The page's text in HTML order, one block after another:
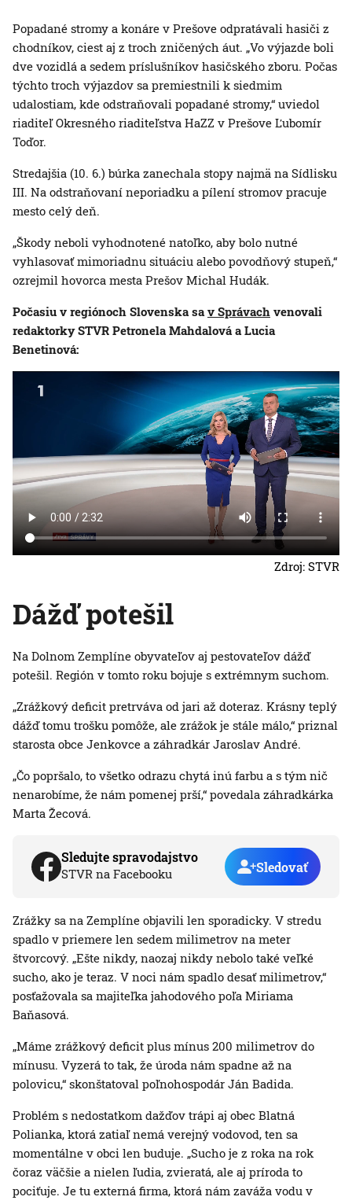
Popadané stromy a konáre v Prešove odpratávali hasiči z
chodníkov, ciest aj z troch zničených áut. „Vo výjazde boli
dve vozidlá a sedem príslušníkov hasičského zboru. Počas
týchto troch výjazdov sa premiestnili k siedmim
udalostiam, kde odstraňovali popadané stromy,“ uviedol
riaditeľ Okresného riaditeľstva HaZZ v Prešove Ľubomír
Toďor.
Stredajšia (10. 6.) búrka zanechala stopy najmä na Sídlisku
III. Na odstraňovaní neporiadku a pílení stromov pracuje
mesto celý deň.
„Škody neboli vyhodnotené natoľko, aby bolo nutné
vyhlasovať mimoriadnu situáciu alebo povodňový stupeň,“
ozrejmil hovorca mesta Prešov Michal Hudák.
Počasiu v regiónoch Slovenska sav Správach venovali
redaktorky STVR Petronela Mahdalová a Lucia
Benetinová:
Zdroj: STVR
Dážď potešil
Na Dolnom Zemplíne obyvateľov aj pestovateľov dážď
potešil. Región v tomto roku bojuje s extrémnym suchom.
„Zrážkový deficit pretrváva od jari až doteraz. Krásny teplý
dážď tomu trošku pomôže, ale zrážok je stále málo,“ priznal
starosta obce Jenkovce a záhradkár Jaroslav André.
„Čo popršalo, to všetko odrazu chytá inú farbu a s tým nič
nenarobíme, že nám pomenej prší,“ povedala záhradkárka
Marta Žecová.
Sledujte spravodajstvo
STVR na Facebooku Sledovať
Zrážky sa na Zemplíne objavili len sporadicky. V stredu
spadlo v priemere len sedem milimetrov na meter
štvorcový. „Ešte nikdy, naozaj nikdy nebolo také veľké
sucho, ako je teraz. V noci nám spadlo desať milimetrov,“
posťažovala sa majiteľka jahodového poľa Miriama
Baňasová.
„Máme zrážkový deficit plus mínus 200 milimetrov do
mínusu. Vyzerá to tak, že úroda nám spadne až na
polovicu,“ skonštatoval poľnohospodár Ján Badida.
Problém s nedostatkom dažďov trápi aj obec Blatná
Polianka, ktorá zatiaľ nemá verejný vodovod, ten sa
momentálne v obci len buduje. „Sucho je z roka na rok
čoraz väčšie a nielen ľudia, zvieratá, ale aj príroda to
pociťuje. Je tu externá firma, ktorá nám zaváža vodu v